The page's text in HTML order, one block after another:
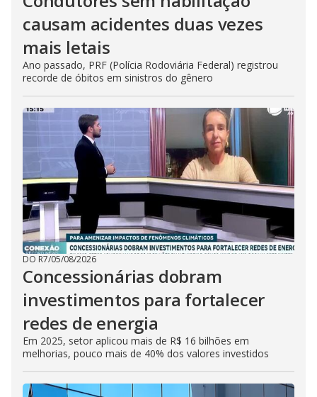
causam acidentes duas vezes
mais letais
Ano passado, PRF (Polícia Rodoviária Federal) registrou
recorde de óbitos em sinistros do gênero
DO R7/05/08/2026
Concessionárias dobram
investimentos para fortalecer
redes de energia
Em 2025, setor aplicou mais de R$ 16 bilhões em
melhorias, pouco mais de 40% dos valores investidos